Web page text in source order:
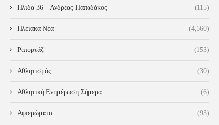
Ηλιδα 36 – Ανδρέας Παπαδάκος (115)
Ηλειακά Νέα (4,660)
Ρεπορτάζ (153)
Αθλητισμός (30)
Αθλητική Ενημέρωση Σήμερα (6)
Αφιερώματα (93)